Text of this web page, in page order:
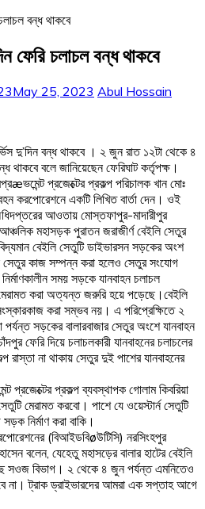
ফেরি চলাচল বন্ধ থাকবে
May 25, 2023 Abul Hossain
দু’দিন বন্ধ থাকবে । ২ জুন রাত ১২টা থেকে ৪
থাকবে বলে জানিয়েছেন ফেরিঘাট কর্তৃপক্ষ।
প্রজেক্টের প্রকল্প পরিচালক খান মোঃ
করপোরেশনে একটি লিখিত বার্তা দেন। ওই
আওতায় মোস্তফাপুর-মাদারীপুর
মহাসড়ক পুরাতন জরাজীর্ণ বেইলি সেতুর
বেইলি সেতুটি ডাইভারসন সড়কের অংশ
সেতুর কাজ সম্পন্ন করা হলেও সেতুর সংযোগ
সময় সড়কে যানবাহন চলাচল
মেরামত করা অত্যন্ত জরুরি হয়ে পড়েছে।বেইলি
করা সম্ভব নয়। এ পরিপ্রেক্ষিতে ২
সড়কের বালারবাজার সেতুর অংশে যানবাহন
ফেরি দিয়ে চলাচলকারী যানবাহনের চলাচলের
না থাকায় সেতুর দুই পাশের যানবাহনের
প্রজেক্টের প্রকল্প ব্যবস্থাপক গোলাম কিবরিয়া
মেরামত করবো। পাশে যে ওয়েস্টার্ন সেতুটি
নির্মাণ করা বাকি।
(বিআইডবিøউটিসি) নরসিংহপুর
বলেন, যেহেতু মহাসড়ের বালার হাটের বেইলি
সওজ বিভাগ। ২ থেকে ৪ জুন পর্যন্ত এমনিতেও
না। ট্রাক ড্রাইভারদের আমরা এক সপ্তাহ আগে